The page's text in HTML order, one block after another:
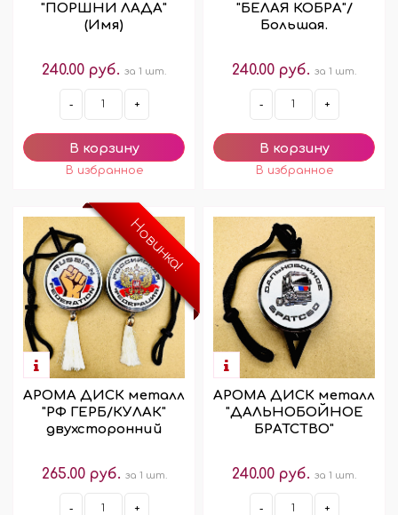
"ПОРШНИ ЛАДА"
(Имя)
240.00 руб. за 1 шт.
- +
"БЕЛАЯ КОБРА"/
Большая.
240.00 руб. за 1 шт.
- +
Новинка!
АРОМА ДИСК металл
"РФ ГЕРБ/КУЛАК"
двухсторонний
265.00 руб. за 1 шт.
- +
АРОМА ДИСК металл
"ДАЛЬНОБОЙНОЕ
БРАТСТВО"
240.00 руб. за 1 шт.
- +